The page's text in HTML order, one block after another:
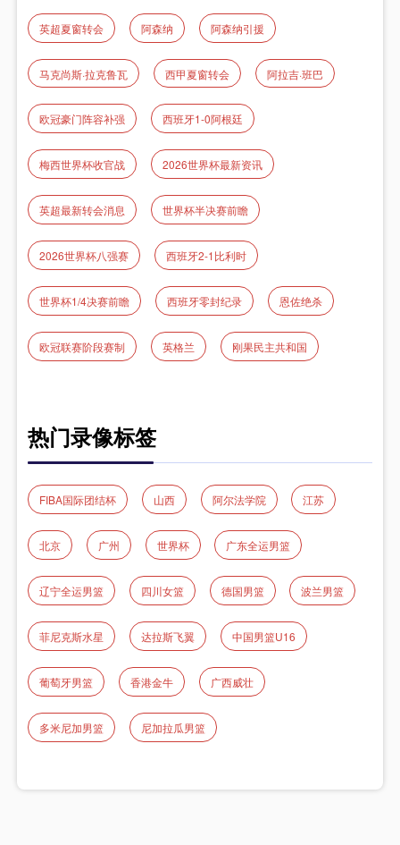
英超夏窗转会 阿森纳 阿森纳引援
马克尚斯·拉克鲁瓦 西甲夏窗转会 阿拉吉·班巴
欧冠豪门阵容补强 西班牙1-0阿根廷
梅西世界杯收官战 2026世界杯最新资讯
英超最新转会消息 世界杯半决赛前瞻
2026世界杯八强赛 西班牙2-1比利时
世界杯1/4决赛前瞻 西班牙零封纪录 恩佐绝杀
欧冠联赛阶段赛制 英格兰 刚果民主共和国
热门录像标签
FIBA国际团结杯 山西 阿尔法学院 江苏
北京 广州 世界杯 广东全运男篮
辽宁全运男篮 四川女篮 德国男篮 波兰男篮
菲尼克斯水星 达拉斯飞翼 中国男篮U16
葡萄牙男篮 香港金牛 广西威壮
多米尼加男篮 尼加拉瓜男篮